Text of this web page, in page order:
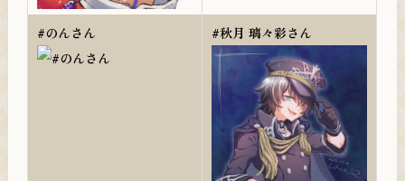
#のんさん #秋月 璃々彩さん